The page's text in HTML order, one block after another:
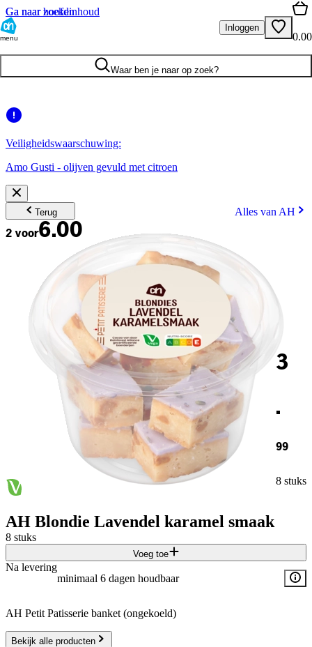
Ga naar hoofdinhoud
Ga naar zoeken
menu
Inloggen
0.00
Waar ben je naar op zoek?
Veiligheidswaarschuwing:
Amo Gusti - olijven gevuld met citroen
Terug Alles van AH
2 voor6.00
3
.
99
8 stuks
AH Blondie Lavendel karamel smaak
8 stuks
Voeg toe
Na levering
minimaal 6 dagen houdbaar
AH Petit Patisserie banket (ongekoeld)
Bekijk alle producten